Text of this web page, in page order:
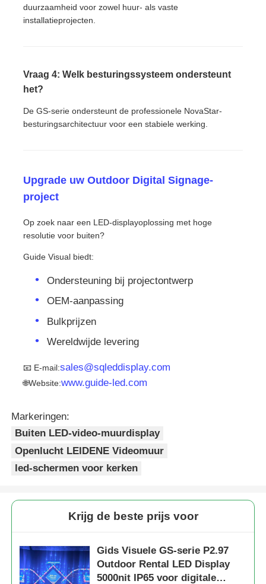
duurzaamheid voor zowel huur- als vaste
installatieprojecten.
Vraag 4: Welk besturingssysteem ondersteunt
het?
De GS-serie ondersteunt de professionele NovaStar-
besturingsarchitectuur voor een stabiele werking.
Upgrade uw Outdoor Digital Signage-
project
Op zoek naar een LED-displayoplossing met hoge
resolutie voor buiten?
Guide Visual biedt:
Ondersteuning bij projectontwerp
OEM-aanpassing
Bulkprijzen
Wereldwijde levering
📧 E-mail:sales@sqleddisplay.com
🌐Website:www.guide-led.com
Markeringen:
Buiten LED-video-muurdisplay
Openlucht LEIDENE Videomuur
led-schermen voor kerken
Krijg de beste prijs voor
Gids Visuele GS-serie P2.97
Outdoor Rental LED Display
5000nit IP65 voor digitale